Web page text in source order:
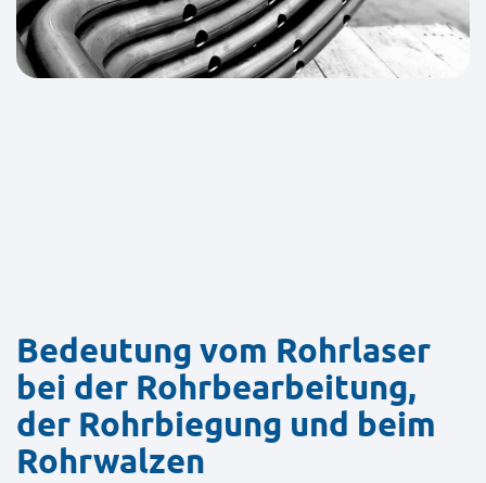
Bedeutung vom Rohrlaser
bei der Rohrbearbeitung,
der Rohrbiegung und beim
Rohrwalzen